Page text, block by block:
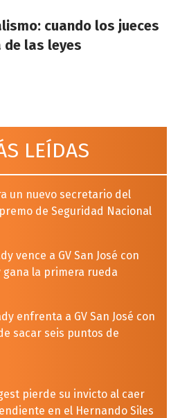
cuando los jueces
de las leyes
LEÍDAS
un nuevo secretario del
de Seguridad Nacional
vence a GV San José con
gana la primera rueda
enfrenta a GV San José con
sacar seis puntos de
pierde su invicto al caer
en el Hernando Siles